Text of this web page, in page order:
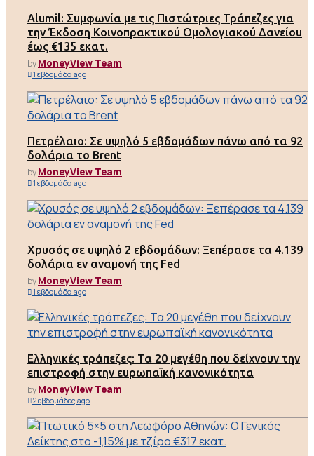
Alumil: Συμφωνία με τις Πιστώτριες Τράπεζες για
την Έκδοση Κοινοπρακτικού Ομολογιακού Δανείου
έως €135 εκατ.
byMoneyView Team
1 εβδομάδα ago
Πετρέλαιο: Σε υψηλό 5 εβδομάδων πάνω από τα 92
δολάρια το Brent
byMoneyView Team
1 εβδομάδα ago
Χρυσός σε υψηλό 2 εβδομάδων: Ξεπέρασε τα 4.139
δολάρια εν αναμονή της Fed
byMoneyView Team
1 εβδομάδα ago
Ελληνικές τράπεζες: Τα 20 μεγέθη που δείχνουν την
επιστροφή στην ευρωπαϊκή κανονικότητα
byMoneyView Team
2 εβδομάδες ago